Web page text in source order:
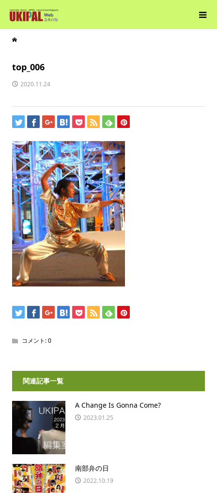
top_006
2020.11.24
コメント:0
関連記事一覧
A Change Is Gonna Come?
2023.01.25
南部弁の日
2022.10.19